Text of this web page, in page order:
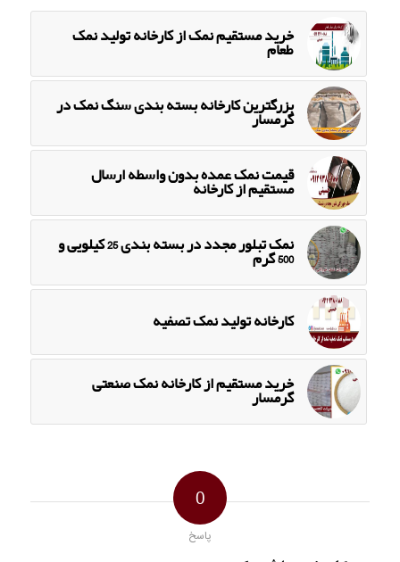
خرید مستقیم نمک از کارخانه تولید نمک
طعام
بزرگترین کارخانه بسته بندی سنگ نمک در
گرمسار
قیمت نمک عمده بدون واسطه ارسال
مستقیم از کارخانه
نمک تبلور مجدد در بسته بندی 25 کیلویی و
500 گرم
کارخانه تولید نمک تصفیه
خرید مستقیم از کارخانه نمک صنعتی
گرمسار
0
پاسخ